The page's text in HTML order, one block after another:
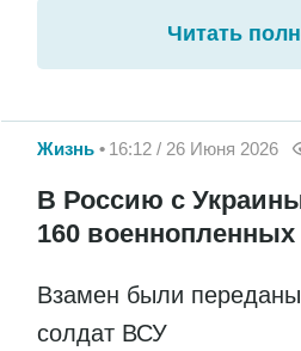
Читать
Жизнь 16:12 / 26 Июня 2026
В Россию с
160 военнопленных
Взамен были
солдат ВСУ